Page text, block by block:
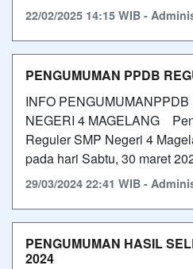
22/02/2025 14:15 WIB -
PENGUMUMAN PPDB
INFO
NEGERI 4 MAGELANG
Reguler SMP Negeri 4
pada hari Sabtu, 30 maret
29/03/2024 22:41 WIB -
PENGUMUMAN HASIL
2024